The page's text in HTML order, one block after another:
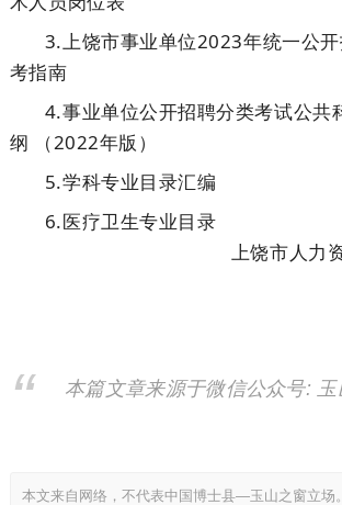
3.上饶市事业单位2023年统一公
考指南
4.事业单位公开招聘分类考试公共
纲 （2022年版）
5.学科专业目录汇编
6.医疗卫生专业目录
上饶市人力
本篇文章来源于微信公众号:
本文来自网络，不代表中国博士县—玉山之窗立场